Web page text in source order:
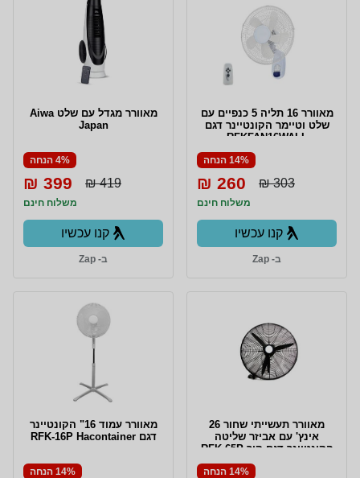
מאוורר 16 תליה 5 כנפיים עם
שלט וטיימר הקונטיינר דגם
RFKFAN16WALL
Hacontainer
14% הנחה
303 ₪
260 ₪
משלוח חינם
קנו עכשיו
ב- Zap
מאוורר מגדל עם שלט Aiwa
Japan
4% הנחה
419 ₪
399 ₪
משלוח חינם
קנו עכשיו
ב- Zap
מאוורר תעשייתי שחור 26
אינץ' עם אביזר שליטה
הקונטיינר דגם קיר RFK-65P
Hacontainer
14% הנחה
מאוורר עמוד 16" הקונטיינר
דגם RFK-16P Hacontainer
14% הנחה